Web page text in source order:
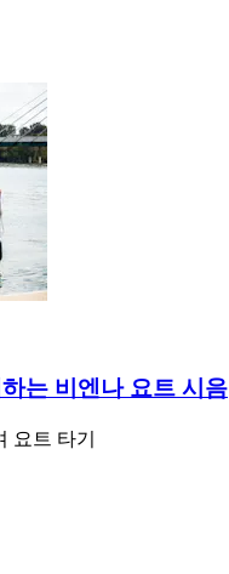
는 비엔나 요트 시음
요트 타기